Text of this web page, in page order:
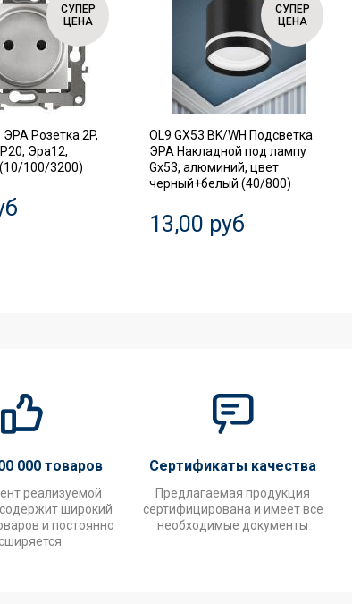
СУПЕР
ЦЕНА
Розетка 2P,
Эра12,
100/3200)
СУПЕР
ЦЕНА
OL9 GX53 BK/WH Подсветка
ЭРА Накладной под лампу
Gx53, алюминий, цвет
черный+белый (40/800)
13,00 руб
000 товаров
реализуемой
широкий
и постоянно
Сертификаты качества
Предлагаемая продукция
сертифицирована и имеет все
необходимые документы